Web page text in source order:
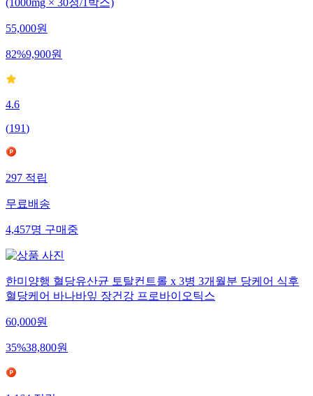
(1000mg × 30정/1박스)
55,000원
82%9,900원
4.6
(191)
297적립
무료배송
4,457명구매중
한미양행 혈당유산균 토탈컨트롤 x 3병 3개월분 당케어 식후
혈당케어 바나바잎 장건강 프로바이오틱스
60,000원
35%38,800원